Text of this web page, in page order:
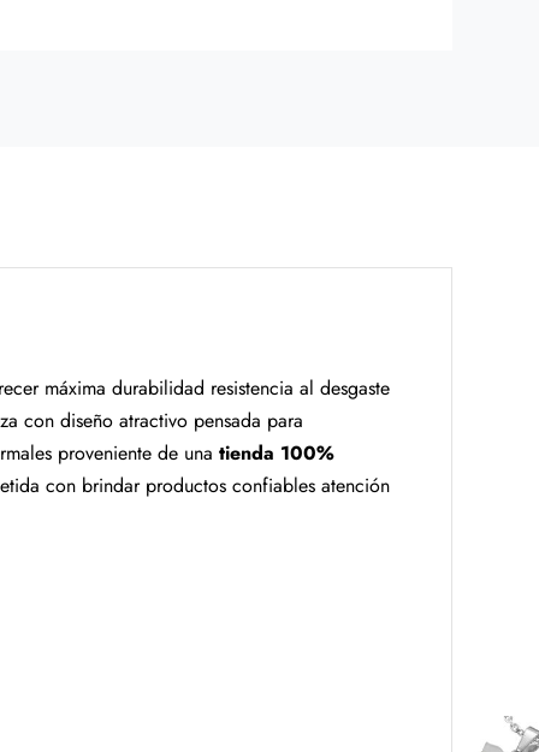
máxima durabilidad resistencia al desgaste
con diseño atractivo pensada para
proveniente de una tienda 100%
con brindar productos confiables atención